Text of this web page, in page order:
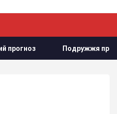
Подружжя придбало